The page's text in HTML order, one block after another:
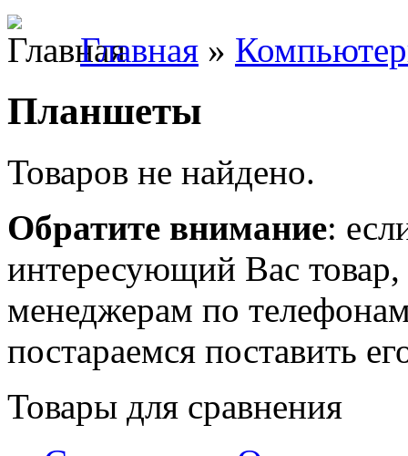
Главная »
Планшеты
Товаров не найдено.
Обратите внимание:
интересующий Вас
менеджерам по
постараемся поставить
Товары для сравнения